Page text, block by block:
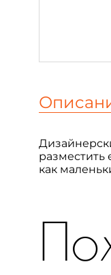
разместить
как